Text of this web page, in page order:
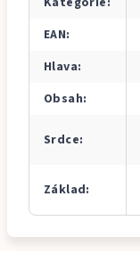
EAN:
Hlava:
Obsah:
Srdce:
Základ: